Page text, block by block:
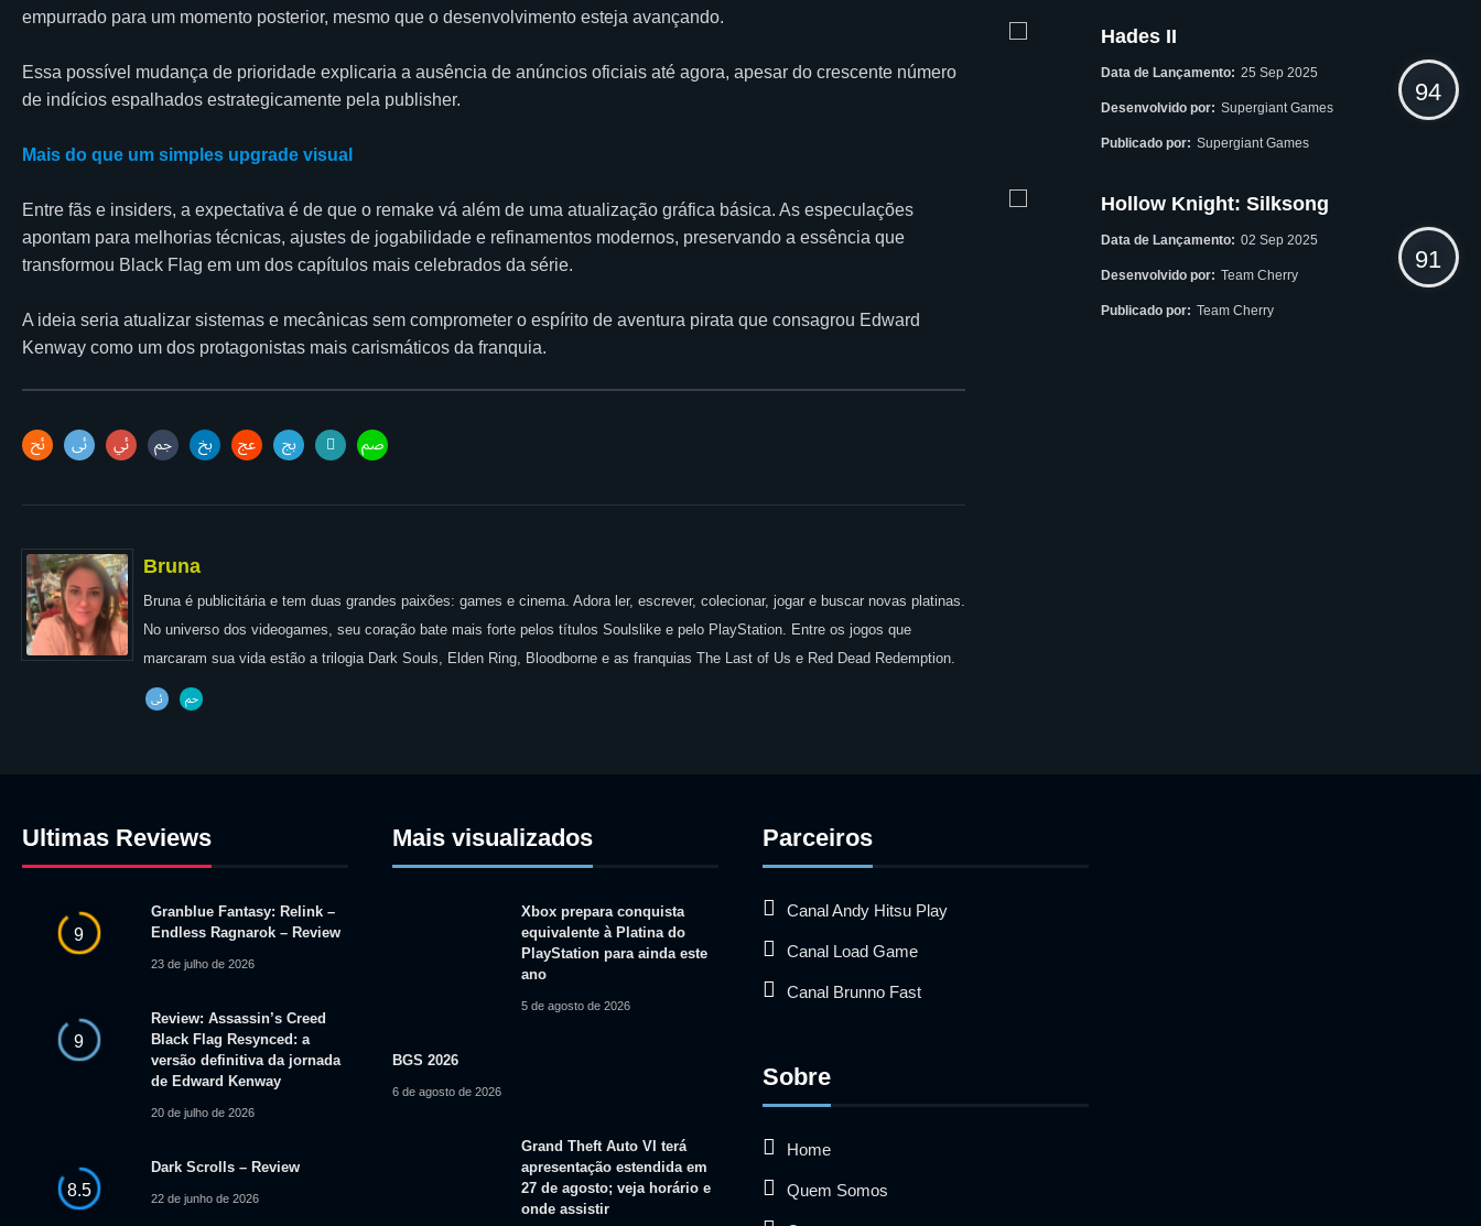
empurrado para um momento posterior, mesmo que o desenvolvimento esteja avançando.
Essa possível mudança de prioridade explicaria a ausência de anúncios oficiais até agora, apesar do crescente número
de indícios espalhados estrategicamente pela publisher.
Mais do que um simples upgrade visual
Entre fãs e insiders, a expectativa é de que o remake vá além de uma atualização gráfica básica. As especulações
apontam para melhorias técnicas, ajustes de jogabilidade e refinamentos modernos, preservando a essência que
transformou Black Flag em um dos capítulos mais celebrados da série.
A ideia seria atualizar sistemas e mecânicas sem comprometer o espírito de aventura pirata que consagrou Edward
Kenway como um dos protagonistas mais carismáticos da franquia.
Bruna
Bruna é publicitária e tem duas grandes paixões: games e cinema. Adora ler, escrever, colecionar, jogar e buscar novas platinas.
No universo dos videogames, seu coração bate mais forte pelos títulos Soulslike e pelo PlayStation. Entre os jogos que
marcaram sua vida estão a trilogia Dark Souls, Elden Ring, Bloodborne e as franquias The Last of Us e Red Dead Redemption.
Hades II
Data de Lançamento: 25 Sep 2025
Desenvolvido por: Supergiant Games
Publicado por: Supergiant Games
94
Hollow Knight: Silksong
Data de Lançamento: 02 Sep 2025
Desenvolvido por: Team Cherry
Publicado por: Team Cherry
91
Ultimas Reviews
9
Granblue Fantasy: Relink –
Endless Ragnarok – Review
23 de julho de 2026
9
Review: Assassin’s Creed
Black Flag Resynced: a
versão definitiva da jornada
de Edward Kenway
20 de julho de 2026
8.5
Dark Scrolls – Review
22 de junho de 2026
Mais visualizados
Xbox prepara conquista
equivalente à Platina do
PlayStation para ainda este
ano
5 de agosto de 2026
BGS 2026
6 de agosto de 2026
Grand Theft Auto VI terá
apresentação estendida em
27 de agosto; veja horário e
onde assistir
Parceiros
Canal Andy Hitsu Play
Canal Load Game
Canal Brunno Fast
Sobre
Home
Quem Somos